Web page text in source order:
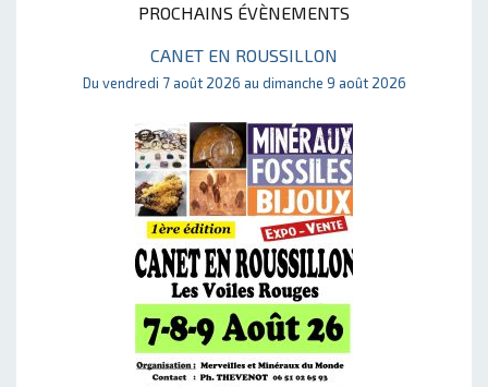
PROCHAINS ÉVÈNEMENTS
CANET EN ROUSSILLON
Du vendredi 7 août 2026 au dimanche 9 août 2026